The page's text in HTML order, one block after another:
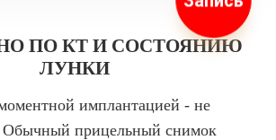
ПО КТ И СОСТОЯНИЮ
ЛУНКИ
имплантацией - не
Обычный прицельный снимок